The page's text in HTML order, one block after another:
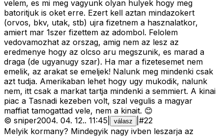
velem, es mi meg vagyunk olyan hulyek hogy meg
batoritjuk is oket erre. Ezert kell aztan mindazokert
(orvos, bkv, utak, stb) ujra fizetnem a hasznalatkor,
amiert mar 1szer fizettem az adombol. Felolem
vedovamozhat az orszag, amig nem az lesz az
eredmenye hogy az olcso aru megszunik, es marad a
draga (de ugyanugy szar). Ha mar a fizetesemet nem
emelik, az arakat se emeljek! Nalunk meg mindenki csak
azt tudja. Amerikaban lehet hogy ugy mukodik, nalunk
nem, itt csak a markat tartja mindenki a semmiert. A kinai
piac a Tasnadi kezeben volt, szal vegulis a magyar
maffiat tamogattad vele, nem a kinait. 😊
© sniper2004. 04. 12.. 11:45 válasz #22
Melyik kormany? Mindegyik nagy ivben leszarja az